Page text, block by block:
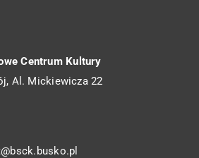
Centrum Kultury
Al. Mickiewicza 22